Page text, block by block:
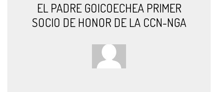
EL PADRE GOICOECHEA PRIMER
SOCIO DE HONOR DE LA CCN-NGA